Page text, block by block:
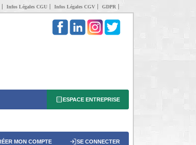
Infos Légales CGU Infos Légales CGV GDPR
ESPACE ENTREPRISE
MON COMPTE SE CONNECTER